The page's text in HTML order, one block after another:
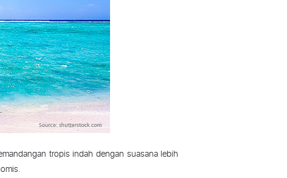
tropis indah dengan suasana lebih
.